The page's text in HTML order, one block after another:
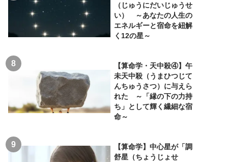
（じゅうにだいじゅうせ
い） ～あなたの人生の
エネルギーと宿命を紐解
く12の星～
【算命学・天中殺④】午
未天中殺（うまひつじて
んちゅうさつ）に与えら
れた ～「縁の下の力持
ち」として輝く繊細な宿
命～
【算命学】中心星が「調
舒星（ちょうじょせ